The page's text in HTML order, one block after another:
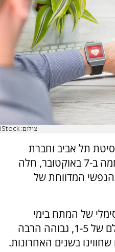
צילום: iStock
תל אביב וחברת
מאז פרוץ המלחמה ב-7 באוקטובר, חלה
המדווחת של
של המתח בימי
המלחמה עומד על 3.45 בסולם של 1-5, גבוהה הרבה
בשנים האחרונות.